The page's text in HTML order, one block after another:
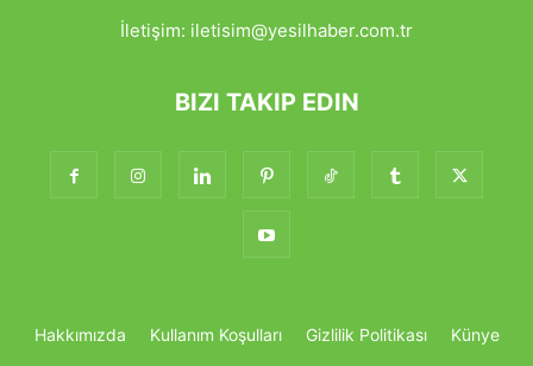
İletişim: iletisim@yesilhaber.com.tr
BIZI TAKIP EDIN
Hakkımızda Kullanım Koşulları Gizlilik Politikası Künye